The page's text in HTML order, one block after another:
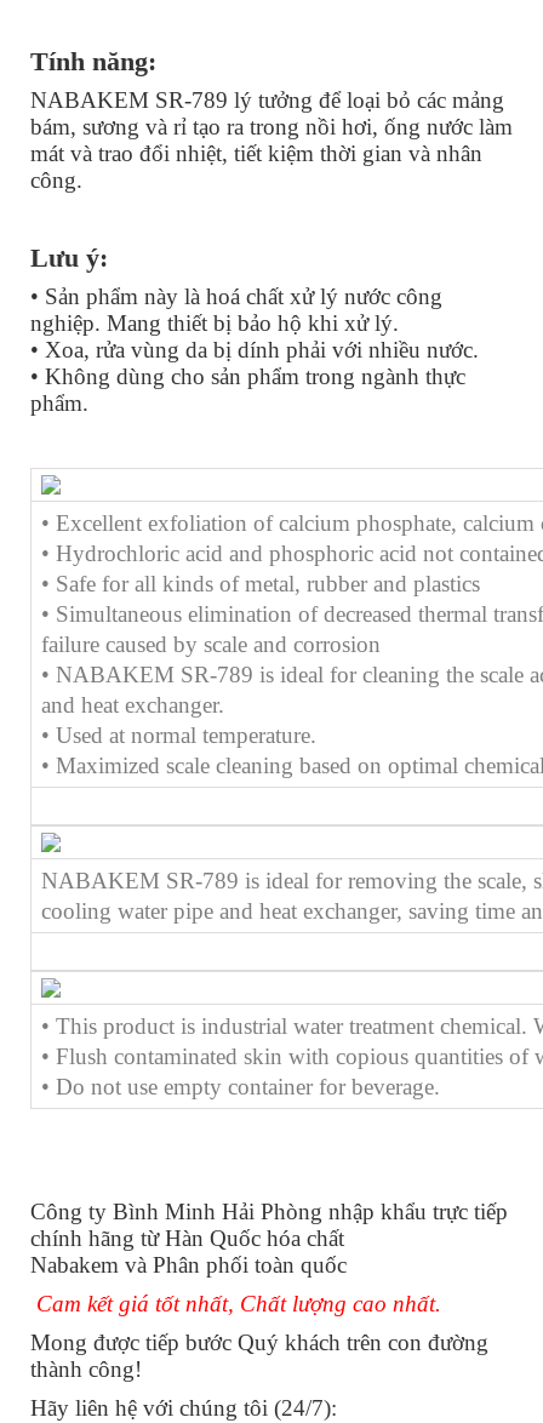
Tính năng:
NABAKEM SR-789 lý tưởng để loại bỏ các mảng
bám, sương và rỉ tạo ra trong nồi hơi, ống nước làm
mát và trao đổi nhiệt, tiết kiệm thời gian và nhân
công.
Lưu ý:
• Sản phẩm này là hoá chất xử lý nước công
nghiệp. Mang thiết bị bảo hộ khi xử lý.
• Xoa, rửa vùng da bị dính phải với nhiều nước.
• Không dùng cho sản phẩm trong ngành thực
phẩm.
• Excellent exfoliation of calcium phosphate,
• Hydrochloric acid and phosphoric acid not
• Safe for all kinds of metal, rubber and plastics
• Simultaneous elimination of decreased thermal
failure caused by scale and corrosion
• NABAKEM SR-789 is ideal for cleaning the scale
and heat exchanger.
• Used at normal temperature.
• Maximized scale cleaning based on optimal
NABAKEM SR-789 is ideal for removing the scale,
cooling water pipe and heat exchanger, saving time
• This product is industrial water treatment
• Flush contaminated skin with copious quantities of
• Do not use empty container for beverage.
Công ty Bình Minh Hải Phòng nhập khẩu trực tiếp
chính hãng từ Hàn Quốc hóa chất
Nabakem và Phân phối toàn quốc
Cam kết giá tốt nhất, Chất lượng cao nhất.
Mong được tiếp bước Quý khách trên con đường
thành công!
Hãy liên hệ với chúng tôi (24/7):